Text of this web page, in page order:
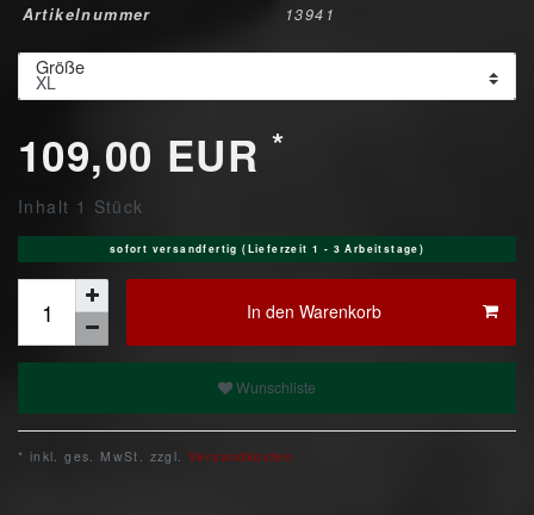
Artikelnummer 13941
Größe
109,00 EUR*
Inhalt 1 Stück
sofort versandfertig (Lieferzeit 1 - 3 Arbeitstage)
In den Warenkorb
Wunschliste
* inkl. ges. MwSt. zzgl. Versandkosten